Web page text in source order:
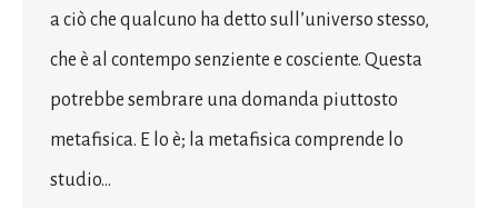
a ciò che qualcuno ha detto sull’universo stesso,
che è al contempo senziente e cosciente. Questa
potrebbe sembrare una domanda piuttosto
metafisica. E lo è; la metafisica comprende lo
studio…